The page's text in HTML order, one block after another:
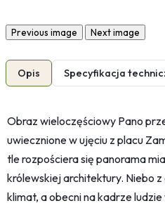
Previous image Next image
Opis Specyfikacja
Obraz wieloczęściowy Pano
uwiecznione w ujęciu z placu
tle rozpościera się panorama
królewskiej architektury. Niebo
klimat, a obecni na kadrze